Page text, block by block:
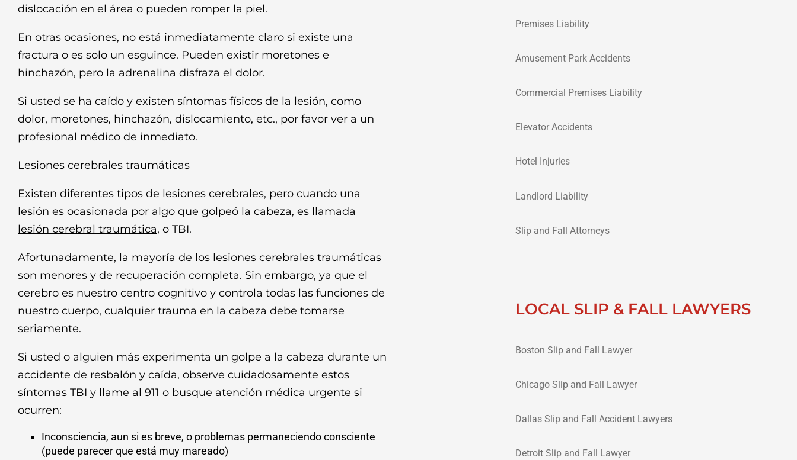
dislocación en el área o pueden romper la piel.
En otras ocasiones, no está inmediatamente claro si existe una
fractura o es solo un esguince. Pueden existir moretones e
hinchazón, pero la adrenalina disfraza el dolor.
Si usted se ha caído y existen síntomas físicos de la lesión, como
dolor, moretones, hinchazón, dislocamiento, etc., por favor ver a un
profesional médico de inmediato.
Lesiones cerebrales traumáticas
Existen diferentes tipos de lesiones cerebrales, pero cuando una
lesión es ocasionada por algo que golpeó la cabeza, es llamada
lesión cerebral traumática, o TBI.
Afortunadamente, la mayoría de los lesiones cerebrales traumáticas
son menores y de recuperación completa. Sin embargo, ya que el
cerebro es nuestro centro cognitivo y controla todas las funciones de
nuestro cuerpo, cualquier trauma en la cabeza debe tomarse
seriamente.
Si usted o alguien más experimenta un golpe a la cabeza durante un
accidente de resbalón y caída, observe cuidadosamente estos
síntomas TBI y llame al 911 o busque atención médica urgente si
ocurren:
Inconsciencia, aun si es breve, o problemas permaneciendo consciente
(puede parecer que está muy mareado)
Premises Liability
Amusement Park Accidents
Commercial Premises Liability
Elevator Accidents
Hotel Injuries
Landlord Liability
Slip and Fall Attorneys
LOCAL SLIP & FALL LAWYERS
Boston Slip and Fall Lawyer
Chicago Slip and Fall Lawyer
Dallas Slip and Fall Accident Lawyers
Detroit Slip and Fall Lawyer